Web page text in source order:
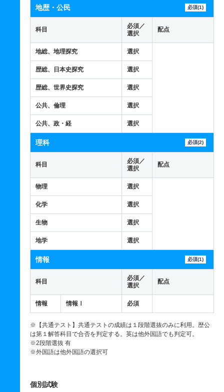
地歴・公民 必須(1)
科目
必須／
選択
配点
地総、地理探究 選択
歴総、日本史探究 選択
歴総、世界史探究 選択
公共、倫理 選択
公共、政・経 選択
理科 必須(2)
科目
必須／
選択
配点
物理 選択
化学 選択
生物 選択
地学 選択
情報 必須(1)
科目
必須／
選択
配点
情報 情報Ⅰ 必須
※【共通テスト】共通テストの成績は１段階選抜のみに利用。歴公
は第１解答科目で合否を判定する。英は他外国語でも判定可。
※2段階選抜 有
※外国語は他外国語の選択可
個別試験